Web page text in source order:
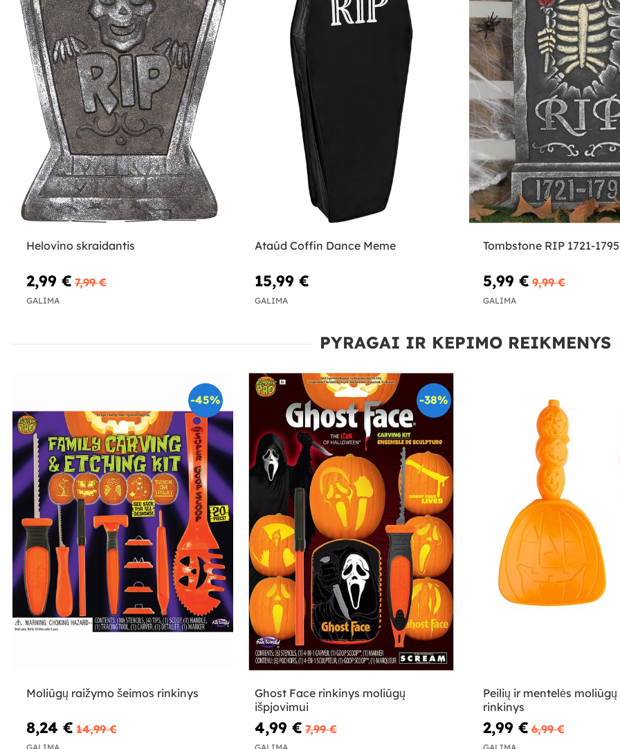
Helovino skraidantis
2,99 € 7,99 €
GALIMA
Ataúd Coffin Dance Meme
15,99 €
GALIMA
Tombstone RIP 1721-1795
5,99 € 9,99 €
GALIMA
PYRAGAI IR KEPIMO REIKMENYS
-45%
Moliūgų raižymo šeimos rinkinys
8,24 € 14,99 €
-38%
Ghost Face rinkinys moliūgų
išpjovimui
4,99 € 7,99 €
Peilių ir mentelės moliūgų
rinkinys
2,99 € 6,99 €